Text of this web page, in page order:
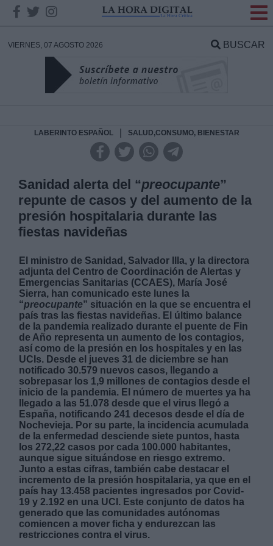
VIERNES, 07 AGOSTO 2026 BUSCAR
LABERINTO ESPAÑOL SALUD,CONSUMO, BIENESTAR
Sanidad alerta del “preocupante”
repunte de casos y del aumento de la
presión hospitalaria durante las
fiestas navideñas
El ministro de Sanidad, Salvador Illa, y la directora
adjunta del Centro de Coordinación de Alertas y
Emergencias Sanitarias (CCAES), María José
Sierra, han comunicado este lunes la
“preocupante” situación en la que se encuentra el
país tras las fiestas navideñas. El último balance
de la pandemia realizado durante el puente de Fin
de Año representa un aumento de los contagios,
así como de la presión en los hospitales y en las
UCIs. Desde el jueves 31 de diciembre se han
notificado 30.579 nuevos casos, llegando a
sobrepasar los 1,9 millones de contagios desde el
inicio de la pandemia. El número de muertes ya ha
llegado a las 51.078 desde que el virus llegó a
España, notificando 241 decesos desde el día de
Nochevieja. Por su parte, la incidencia acumulada
de la enfermedad desciende siete puntos, hasta
los 272,22 casos por cada 100.000 habitantes,
aunque sigue situándose en riesgo extremo.
Junto a estas cifras, también cabe destacar el
incremento de la presión hospitalaria, ya que en el
país hay 13.458 pacientes ingresados por Covid-
19 y 2.192 en una UCI. Este conjunto de datos ha
generado que las comunidades autónomas
comiencen a mover ficha y endurezcan las
restricciones contra el virus.
DATOS
Responsable:
Legitimación:
Destinatarios:
Derechos:
link
Información adicional
link